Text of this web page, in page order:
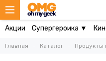
Акции Супергероика ▼
Главная Каталог Продукты